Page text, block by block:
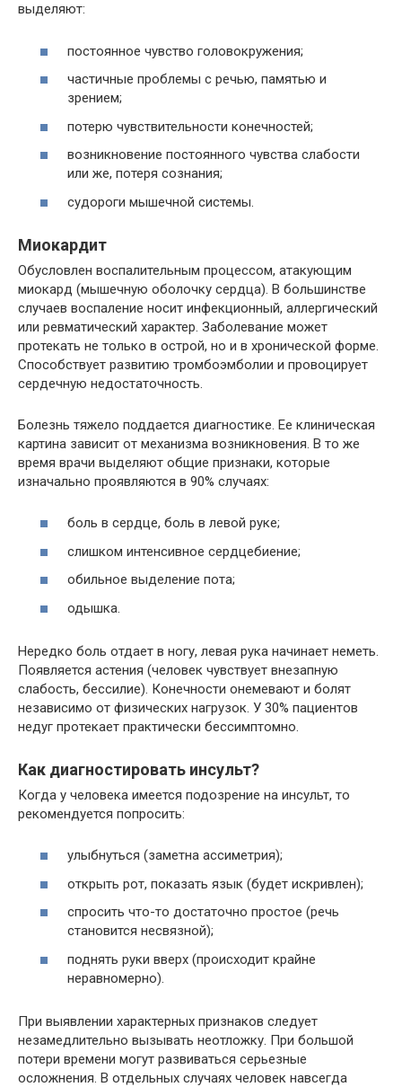
выделяют:
постоянное чувство головокружения;
частичные проблемы с речью, памятью и
зрением;
потерю чувствительности конечностей;
возникновение постоянного чувства слабости
или же, потеря сознания;
судороги мышечной системы.
Миокардит
Обусловлен воспалительным процессом, атакующим
миокард (мышечную оболочку сердца). В большинстве
случаев воспаление носит инфекционный, аллергический
или ревматический характер. Заболевание может
протекать не только в острой, но и в хронической форме.
Способствует развитию тромбоэмболии и провоцирует
сердечную недостаточность.
Болезнь тяжело поддается диагностике. Ее клиническая
картина зависит от механизма возникновения. В то же
время врачи выделяют общие признаки, которые
изначально проявляются в 90% случаях:
боль в сердце, боль в левой руке;
слишком интенсивное сердцебиение;
обильное выделение пота;
одышка.
Нередко боль отдает в ногу, левая рука начинает неметь.
Появляется астения (человек чувствует внезапную
слабость, бессилие). Конечности онемевают и болят
независимо от физических нагрузок. У 30% пациентов
недуг протекает практически бессимптомно.
Как диагностировать инсульт?
Когда у человека имеется подозрение на инсульт, то
рекомендуется попросить:
улыбнуться (заметна ассиметрия);
открыть рот, показать язык (будет искривлен);
спросить что-то достаточно простое (речь
становится несвязной);
поднять руки вверх (происходит крайне
неравномерно).
При выявлении характерных признаков следует
незамедлительно вызывать неотложку. При большой
потери времени могут развиваться серьезные
осложнения. В отдельных случаях человек навсегда